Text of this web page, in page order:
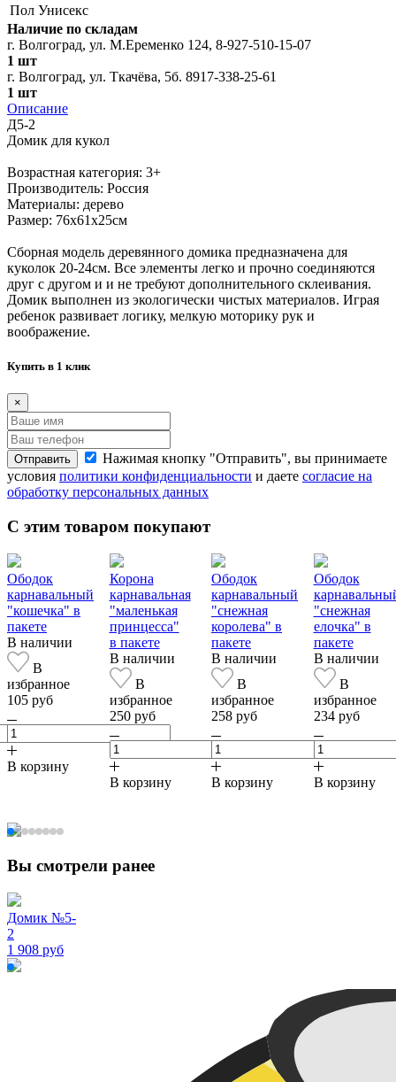
Пол Унисекс
Наличие по складам
г. Волгоград, ул. М.Еременко 124, 8-927-510-15-07
1 шт
г. Волгоград, ул. Ткачёва, 5б. 8917-338-25-61
1 шт
Описание
Д5-2
Домик для кукол
Возрастная категория: 3+
Производитель: Россия
Материалы: дерево
Размер: 76х61х25см
Сборная модель деревянного домика предназначена для
куколок 20-24см. Все элементы легко и прочно соединяются
друг с другом и и не требуют дополнительного склеивания.
Домик выполнен из экологически чистых материалов. Играя
ребенок развивает логику, мелкую моторику рук и
воображение.
Купить в 1 клик
×
Отправить
Нажимая кнопку "Отправить", вы принимаете
условия политики конфиденциальности и даете согласие на
обработку персональных данных
С этим товаром покупают
Ободок
карнавальный
"кошечка" в
пакете
В наличии
В
избранное
105 руб
В корзину
Корона
карнавальная
"маленькая
принцесса"
в пакете
В наличии
В
избранное
250 руб
В корзину
Ободок
карнавальный
"снежная
королева" в
пакете
В наличии
В
избранное
258 руб
В корзину
Ободок
"снежная
елочка" в
пакете
В наличии
В
избранное
234 руб
В корзину
Вы смотрели ранее
Домик №5-
2
1 908 руб